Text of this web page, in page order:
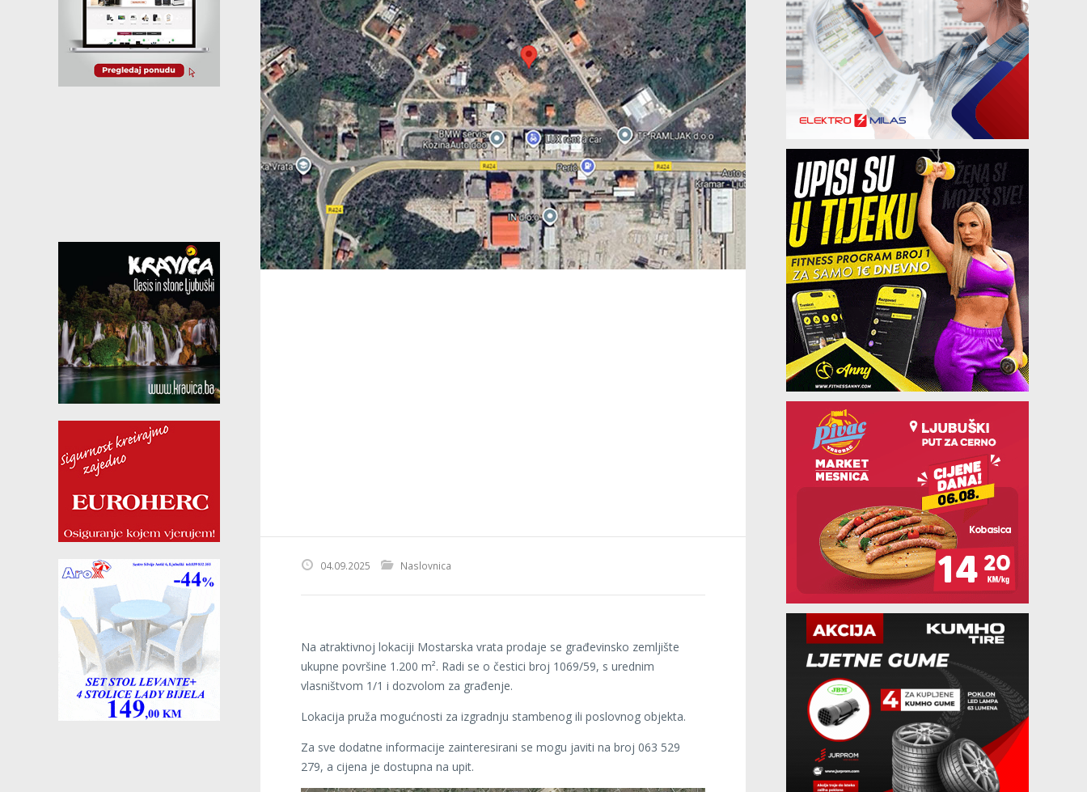
04.09.2025 Naslovnica
Na atraktivnoj lokaciji Mostarska vrata prodaje se građevinsko zemljište
ukupne površine 1.200 m². Radi se o čestici broj 1069/59, s urednim
vlasništvom 1/1 i dozvolom za građenje.
Lokacija pruža mogućnosti za izgradnju stambenog ili poslovnog objekta.
Za sve dodatne informacije zainteresirani se mogu javiti na broj 063 529
279, a cijena je dostupna na upit.